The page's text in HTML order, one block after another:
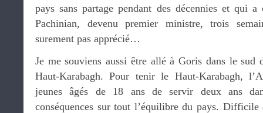
pays sans partage pendant des décennies et qui
Pachinian, devenu premier ministre, trois
surement pas apprécié…
Je me souviens aussi être allé à Goris dans le sud
Haut-Karabagh. Pour tenir le Haut-Karabagh,
jeunes âgés de 18 ans de servir deux ans
conséquences sur tout l’équilibre du pays. Difficile